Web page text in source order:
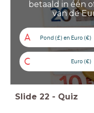
betaald in één
van de
A Pond (£) en Euro (€)
C Euro (€)
Slide 22 - Quiz